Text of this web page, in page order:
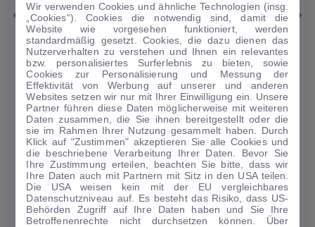
Opel Corsa
Elegance 1.2T*Autom LED R-Kam Tempo Blueto...
33.297 km· 07/2023· Benzin·Automatik
Finanzierung Kaufen
134€/mtl.
Guter Preis4
0 € Anzahlung ·60 Monate ·Finanzierungs-Details
Angebot anfragen Rate anpassen
Kraftstoffverbrauch komb. 5,4 l/100 km · CO₂-Emissionen komb. 123 g/km
· CO₂-Klasse D · WLTP*
Wir verwenden Cookies und ähnliche Technologien (insg.
„Cookies“). Cookies die notwendig sind, damit die
Website wie vorgesehen funktioniert, werden
standardmäßig gesetzt. Cookies, die dazu dienen das
Nutzerverhalten zu verstehen und Ihnen ein relevantes
bzw. personalisiertes Surferlebnis zu bieten, sowie
Cookies zur Personalisierung und Messung der
Effektivität von Werbung auf unserer und anderen
Websites setzen wir nur mit Ihrer Einwilligung ein. Unsere
Partner führen diese Daten möglicherweise mit weiteren
Daten zusammen, die Sie ihnen bereitgestellt oder die
sie im Rahmen Ihrer Nutzung gesammelt haben. Durch
Klick auf "Zustimmen" akzeptieren Sie alle Cookies und
die beschriebene Verarbeitung Ihrer Daten. Bevor Sie
Ihre Zustimmung erteilen, beachten Sie bitte, dass wir
Ihre Daten auch mit Partnern mit Sitz in den USA teilen.
Die USA weisen kein mit der EU vergleichbares
Datenschutzniveau auf. Es besteht das Risiko, dass US-
Behörden Zugriff auf Ihre Daten haben und Sie Ihre
Betroffenenrechte nicht durchsetzen können. Über